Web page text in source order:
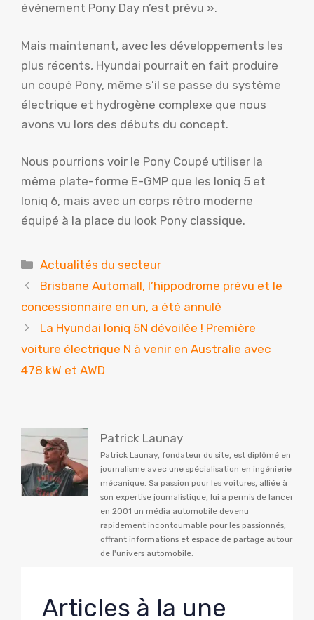
événement Pony Day n’est prévu ».
Mais maintenant, avec les développements les
plus récents, Hyundai pourrait en fait produire
un coupé Pony, même s’il se passe du système
électrique et hydrogène complexe que nous
avons vu lors des débuts du concept.
Nous pourrions voir le Pony Coupé utiliser la
même plate-forme E-GMP que les Ioniq 5 et
Ioniq 6, mais avec un corps rétro moderne
équipé à la place du look Pony classique.
Catégories
Actualités du secteur
Brisbane Automall, l’hippodrome prévu et le
concessionnaire en un, a été annulé
La Hyundai Ioniq 5N dévoilée ! Première
voiture électrique N à venir en Australie avec
478 kW et AWD
Patrick Launay
Patrick Launay, fondateur du site, est diplômé en
journalisme avec une spécialisation en ingénierie
mécanique. Sa passion pour les voitures, alliée à
son expertise journalistique, lui a permis de lancer
en 2001 un média automobile devenu
rapidement incontournable pour les passionnés,
offrant informations et espace de partage autour
de l'univers automobile.
Articles à la une